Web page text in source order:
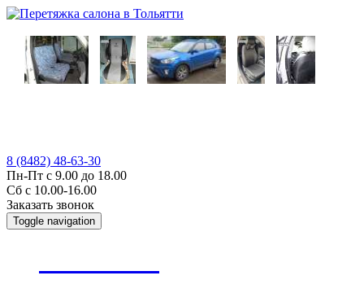
8 (8482) 48-63-30
Пн-Пт с 9.00 до 18.00
Сб с 10.00-16.00
Заказать звонок
Toggle navigation